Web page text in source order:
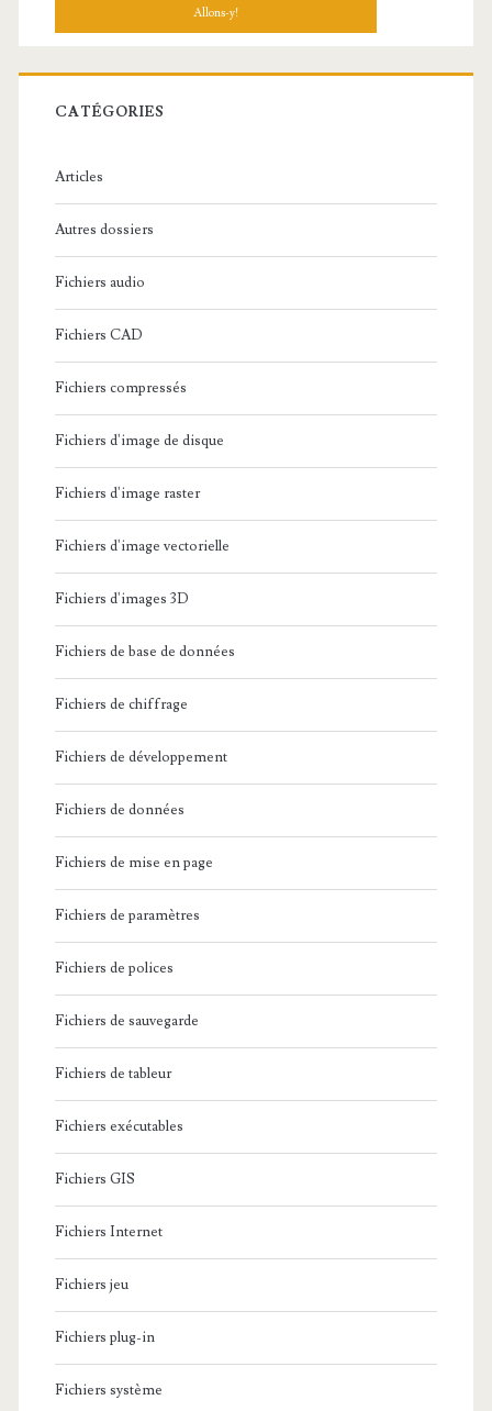
h
r
c
:
CATÉGORIES
Articles
Autres dossiers
Fichiers audio
Fichiers CAD
Fichiers compressés
Fichiers d'image de disque
Fichiers d'image raster
Fichiers d'image vectorielle
Fichiers d'images 3D
Fichiers de base de données
Fichiers de chiffrage
Fichiers de développement
Fichiers de données
Fichiers de mise en page
Fichiers de paramètres
Fichiers de polices
Fichiers de sauvegarde
Fichiers de tableur
Fichiers exécutables
Fichiers GIS
Fichiers Internet
Fichiers jeu
Fichiers plug-in
Fichiers système